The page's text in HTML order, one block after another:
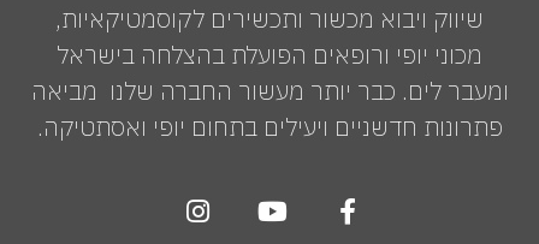
שיווק ויבוא מכשור ותכשירים לקוסמטיקאיות,
מכוני יופי ורופאים הפועלת בהצלחה בישראל
ומעבר לים. כבר יותר מעשור החברה שלנו מביאה
פתרונות חדשניים ויעילים בתחום יופי ואסתטיקה.